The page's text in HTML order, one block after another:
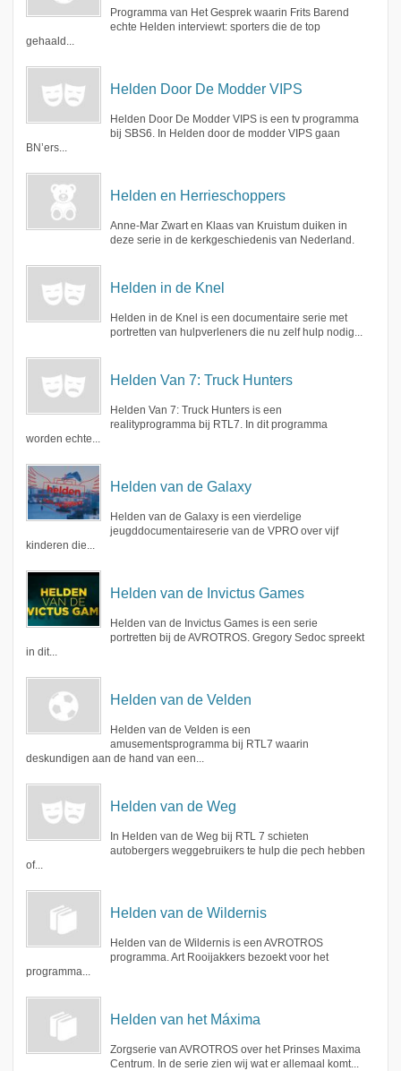
Programma van Het Gesprek waarin Frits Barend
echte Helden interviewt: sporters die de top
gehaald...
Helden Door De Modder VIPS
Helden Door De Modder VIPS is een tv programma
bij SBS6. In Helden door de modder VIPS gaan
BN’ers...
Helden en Herrieschoppers
Anne-Mar Zwart en Klaas van Kruistum duiken in
deze serie in de kerkgeschiedenis van Nederland.
Helden in de Knel
Helden in de Knel is een documentaire serie met
portretten van hulpverleners die nu zelf hulp nodig...
Helden Van 7: Truck Hunters
Helden Van 7: Truck Hunters is een
realityprogramma bij RTL7. In dit programma
worden echte...
Helden van de Galaxy
Helden van de Galaxy is een vierdelige
jeugddocumentaireserie van de VPRO over vijf
kinderen die...
Helden van de Invictus Games
Helden van de Invictus Games is een serie
portretten bij de AVROTROS. Gregory Sedoc spreekt
in dit...
Helden van de Velden
Helden van de Velden is een
amusementsprogramma bij RTL7 waarin
deskundigen aan de hand van een...
Helden van de Weg
In Helden van de Weg bij RTL 7 schieten
autobergers weggebruikers te hulp die pech hebben
of...
Helden van de Wildernis
Helden van de Wildernis is een AVROTROS
programma. Art Rooijakkers bezoekt voor het
programma...
Helden van het Máxima
Zorgserie van AVROTROS over het Prinses Maxima
Centrum. In de serie zien wij wat er allemaal komt...